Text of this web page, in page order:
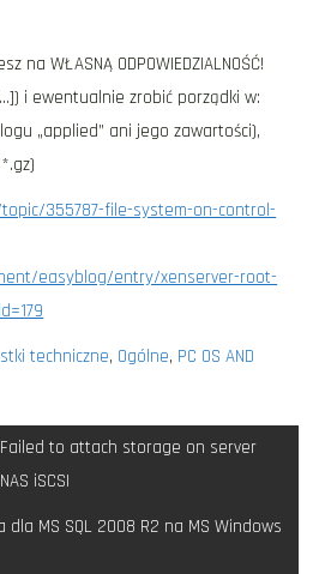
WŁASNĄ ODPOWIEDZIALNOŚĆ!
i ewentualnie zrobić porządki w:
„applied” ani jego zawartości),
355787-file-system-on-control-
easyblog/entry/xenserver-root-
techniczne, Ogólne, PC OS AND
to attach storage on server
iSCSI
MS SQL 2008 R2 na MS Windows